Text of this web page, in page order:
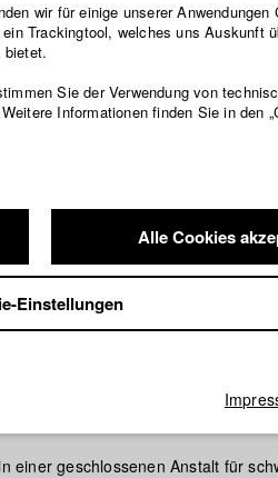
einer geschlossenen Anstalt für
wir für einige unserer
Trackingtool, welches uns Auskunft
bietet.
Sie der Verwendung von
Informationen finden Sie in den
Alle Cookies
Einstellungen